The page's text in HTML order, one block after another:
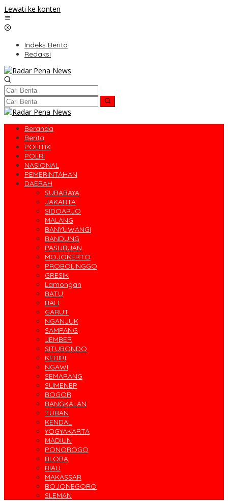
Lewati ke konten
Indeks Berita
Redaksi
Beranda
Berita
POLITIK
POLRI
NASIONAL
PEMERINTAHAN
DAERAH
SURABAYA
JAKARTA
SIDOARJO
MALANG
BANYUWANGI
BANDUNG
PASURUAN
MOJOKERTO
PROBOLINGGO
GRESIK
Lamongan
BATU
BALI
GARUT
NGANJUK
SAMPANG
JEMBER
SITUBONDO
KEDIRI
NGAWI
SEMARANG
SUMENEP
BOGOR
BANGKALAN
TUBAN
KENDAL
YOGYAKARTA
MADIUN
PONOROGO
BLORA
RIAU
MAKASSAR
BOJONEGORO
SLEMAN